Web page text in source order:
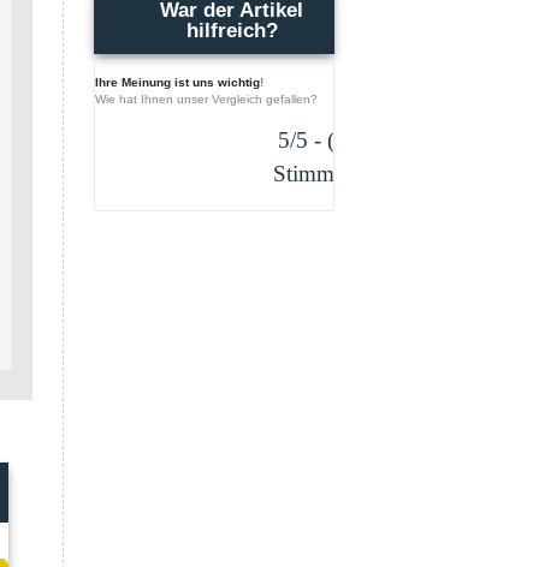
War der Artikel
hilfreich?
Ihre Meinung ist uns wichtig!
Wie hat Ihnen unser Vergleich gefallen?
5/5 - (1
Stimme)